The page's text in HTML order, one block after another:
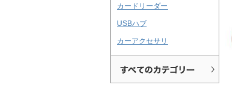
カードリーダー
USBハブ
カーアクセサリ